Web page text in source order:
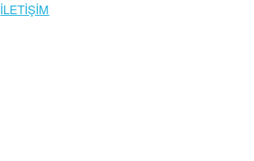
İLETİŞİM